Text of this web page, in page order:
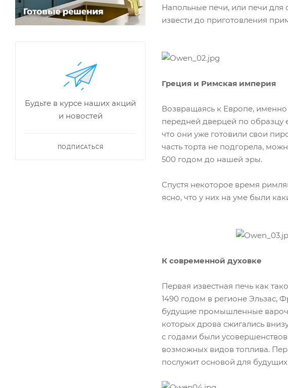
Напольные печи, или печи для
извести до приготовления
Греция и Римская империя
Возвращаясь к Европе,
передней дверцей по образцу
что они уже готовили свои
часть торта не подгорела,
500 годом до нашей эры.
Спустя некоторое время
ясно, что у них на уме были
К современной духовке
Первая известная печь как
1490 годом в регионе Эльзас,
будущие промышленные
которых дрова сжигались
с годами были
возможных видов топлива.
послужит основой для
Будьте в курсе наших акций
и новостей
ПОДПИСАТЬСЯ